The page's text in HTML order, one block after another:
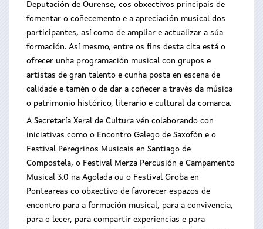
Deputación de Ourense, cos obxectivos principais de
fomentar o coñecemento e a apreciación musical dos
participantes, así como de ampliar e actualizar a súa
formación. Así mesmo, entre os fins desta cita está o
ofrecer unha programación musical con grupos e
artistas de gran talento e cunha posta en escena de
calidade e tamén o de dar a coñecer a través da música
o patrimonio histórico, literario e cultural da comarca.
A Secretaría Xeral de Cultura vén colaborando con
iniciativas como o Encontro Galego de Saxofón e o
Festival Peregrinos Musicais en Santiago de
Compostela, o Festival Merza Percusión e Campamento
Musical 3.0 na Agolada ou o Festival Groba en
Ponteareas co obxectivo de favorecer espazos de
encontro para a formación musical, para a convivencia,
para o lecer, para compartir experiencias e para